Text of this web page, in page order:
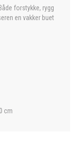
forstykke, rygg
en vakker buet
cm